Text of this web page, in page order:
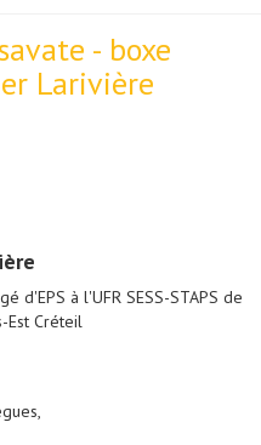
- boxe
Larivière
d'EPS à l'UFR SESS-STAPS de
Est Créteil